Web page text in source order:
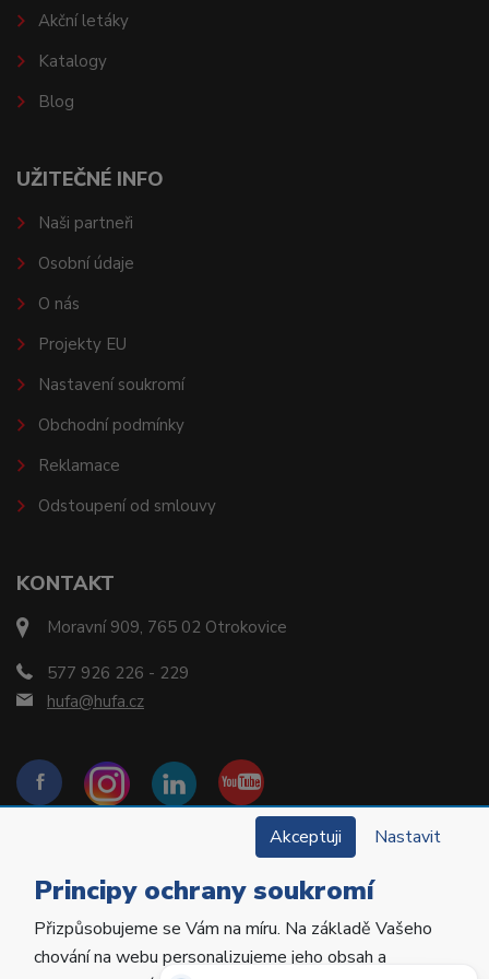
KONTAKT
Moravní 909, 765 02 Otrokovice
577 926 226 - 229
hufa@hufa.cz
Akční letáky
Katalogy
Blog
UŽITEČNÉ INFO
Naši partneři
Osobní údaje
O nás
Projekty EU
Nastavení soukromí
Obchodní podmínky
Reklamace
Odstoupení od smlouvy
Copyright © 2022 Hu-Fa Dental a.s. Všechna práva
vyhrazena.
Akceptuji Nastavit
Principy ochrany soukromí
Přizpůsobujeme se Vám na míru. Na základě Vašeho
chování na webu personalizujeme jeho obsah a
Potřebujete poradit?Zeptejte se našeho